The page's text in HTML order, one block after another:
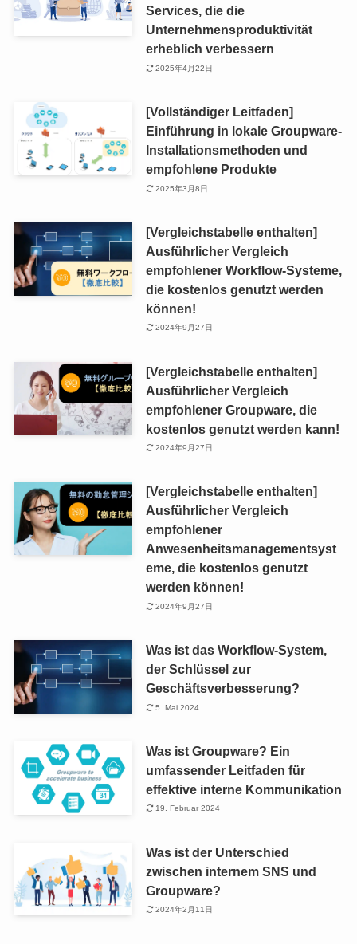
Services, die die
Unternehmensproduktivität
erheblich verbessern
2025年4月22日
[Vollständiger Leitfaden]
Einführung in lokale Groupware-
Installationsmethoden und
empfohlene Produkte
2025年3月8日
[Vergleichstabelle enthalten]
Ausführlicher Vergleich
empfohlener Workflow-Systeme,
die kostenlos genutzt werden
können!
2024年9月27日
[Vergleichstabelle enthalten]
Ausführlicher Vergleich
empfohlener Groupware, die
kostenlos genutzt werden kann!
2024年9月27日
[Vergleichstabelle enthalten]
Ausführlicher Vergleich
empfohlener
Anwesenheitsmanagementsyst
eme, die kostenlos genutzt
werden können!
2024年9月27日
Was ist das Workflow-System,
der Schlüssel zur
Geschäftsverbesserung?
5. Mai 2024
Was ist Groupware? Ein
umfassender Leitfaden für
effektive interne Kommunikation
19. Februar 2024
Was ist der Unterschied
zwischen internem SNS und
Groupware?
2024年2月11日